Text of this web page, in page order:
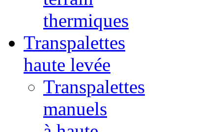
thermiques
Transpalettes
haute levée
Transpalettes
manuels